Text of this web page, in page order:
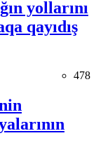
yollarını
qayıdış
478